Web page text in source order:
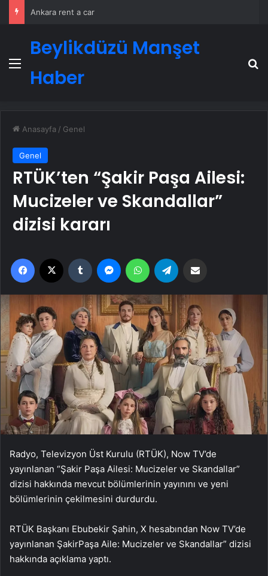
Ankara rent a car
Menü
Beylikdüzü Manşet
Haber
Anasayfa / Genel
Genel
RTÜK’ten “Şakir Paşa Ailesi:
Mucizeler ve Skandallar”
dizisi kararı
Facebook Tumblr MessengerWhatsApp
Radyo, Televizyon Üst Kurulu (RTÜK), Now TV’de
yayınlanan “Şakir Paşa Ailesi: Mucizeler ve Skandallar”
dizisi hakkında mevcut bölümlerinin yayınını ve yeni
bölümlerinin çekilmesini durdurdu.
RTÜK Başkanı Ebubekir Şahin, X hesabından Now TV’de
yayınlanan ŞakirPaşa Aile: Mucizeler ve Skandallar” dizisi
hakkında açıklama yaptı.